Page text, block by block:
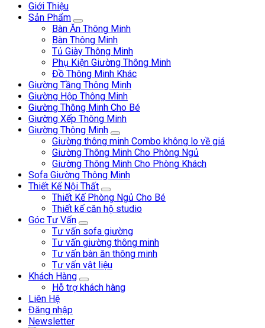
Giới Thiệu
Sản Phẩm
Bàn Ăn Thông Minh
Bàn Thông Minh
Tủ Giày Thông Minh
Phụ Kiện Giường Thông Minh
Đồ Thông Minh Khác
Giường Tầng Thông Minh
Giường Hộp Thông Minh
Giường Thông Minh Cho Bé
Giường Xếp Thông Minh
Giường Thông Minh
Giường thông minh Combo không lo về giá
Giường Thông Minh Cho Phòng Ngủ
Giường Thông Minh Cho Phòng Khách
Sofa Giường Thông Minh
Thiết Kế Nội Thất
Thiết Kế Phòng Ngủ Cho Bé
Thiết kế căn hộ studio
Góc Tư Vấn
Tư vấn sofa giường
Tư vấn giường thông minh
Tư vấn bàn ăn thông minh
Tư vấn vật liệu
Khách Hàng
Hỗ trợ khách hàng
Liên Hệ
Đăng nhập
Newsletter